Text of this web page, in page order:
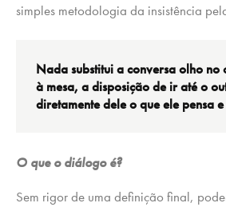
simples metodologia da insistência
Nada substitui a conversa olho no
à mesa, a disposição de ir até o
diretamente dele o que ele pensa
O que o diálogo é?
Sem rigor de uma definição final,